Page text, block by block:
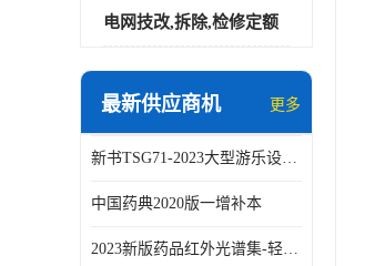
电网技改,拆除,检修定额
最新供应商机 更多
新书TSG71-2023大型游乐设施安全技术规程
中国药典2020版一增补本
2023新版药品红外光谱集-轻工业出版社